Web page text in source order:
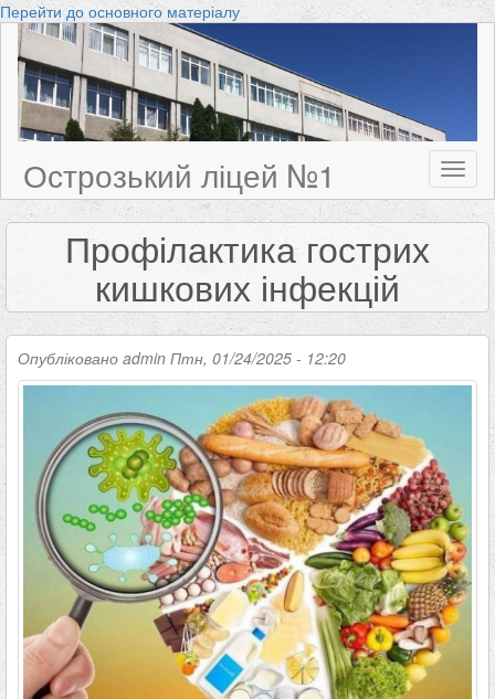
Перейти до основного матеріалу
Острозький ліцей №1
Профілактика гострих
кишкових інфекцій
Опубліковано admin Птн, 01/24/2025 - 12:20